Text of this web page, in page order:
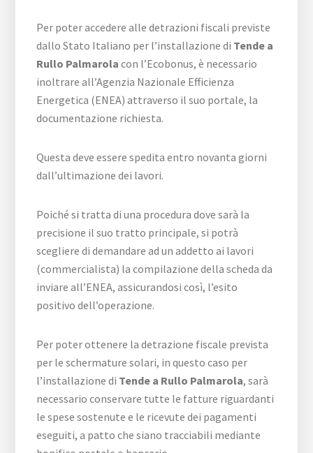
Per poter accedere alle detrazioni fiscali previste
dallo Stato Italiano per l’installazione di Tende a
Rullo Palmarola con l’Ecobonus, è necessario
inoltrare all’Agenzia Nazionale Efficienza
Energetica (ENEA) attraverso il suo portale, la
documentazione richiesta.
Questa deve essere spedita entro novanta giorni
dall’ultimazione dei lavori.
Poiché si tratta di una procedura dove sarà la
precisione il suo tratto principale, si potrà
scegliere di demandare ad un addetto ai lavori
(commercialista) la compilazione della scheda da
inviare all’ENEA, assicurandosi così, l’esito
positivo dell’operazione.
Per poter ottenere la detrazione fiscale prevista
per le schermature solari, in questo caso per
l’installazione di Tende a Rullo Palmarola, sarà
necessario conservare tutte le fatture riguardanti
le spese sostenute e le ricevute dei pagamenti
eseguiti, a patto che siano tracciabili mediante